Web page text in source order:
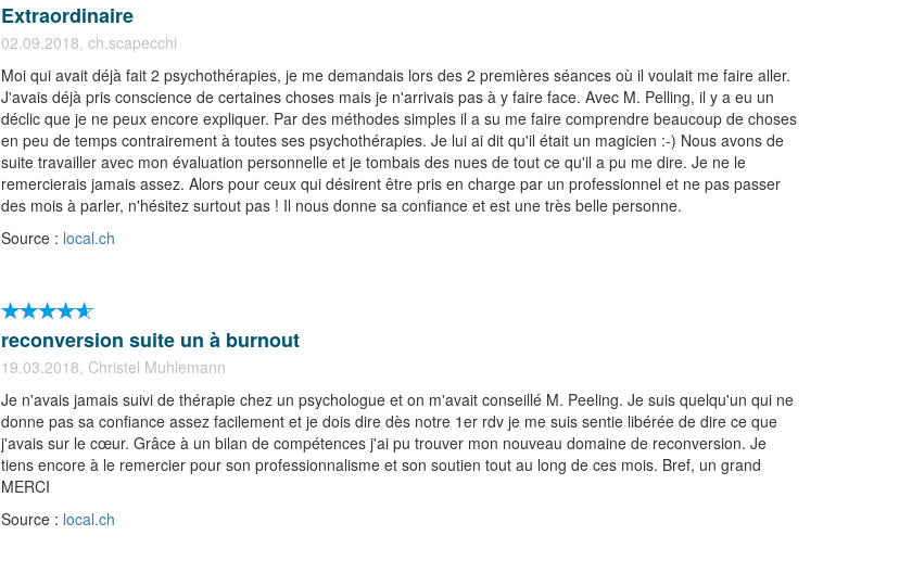
Extraordinaire
02.09.2018, ch.scapecchi
Moi qui avait déjà fait 2 psychothérapies, je me demandais lors des 2 premières séances où il voulait me faire aller.
J'avais déjà pris conscience de certaines choses mais je n'arrivais pas à y faire face. Avec M. Pelling, il y a eu un
déclic que je ne peux encore expliquer. Par des méthodes simples il a su me faire comprendre beaucoup de choses
en peu de temps contrairement à toutes ses psychothérapies. Je lui ai dit qu'il était un magicien :-) Nous avons de
suite travailler avec mon évaluation personnelle et je tombais des nues de tout ce qu'il a pu me dire. Je ne le
remercierais jamais assez. Alors pour ceux qui désirent être pris en charge par un professionnel et ne pas passer
des mois à parler, n'hésitez surtout pas ! Il nous donne sa confiance et est une très belle personne.
Source : local.ch
reconversion suite un à burnout
19.03.2018, Christel Muhlemann
Je n'avais jamais suivi de thérapie chez un psychologue et on m'avait conseillé M. Peeling. Je suis quelqu'un qui ne
donne pas sa confiance assez facilement et je dois dire dès notre 1er rdv je me suis sentie libérée de dire ce que
j'avais sur le cœur. Grâce à un bilan de compétences j'ai pu trouver mon nouveau domaine de reconversion. Je
tiens encore à le remercier pour son professionnalisme et son soutien tout au long de ces mois. Bref, un grand
MERCI
Source : local.ch